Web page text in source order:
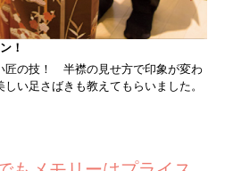
！
匠の技！ 半襟の見せ方で印象が変わ
い足さばきも教えてもらいました。